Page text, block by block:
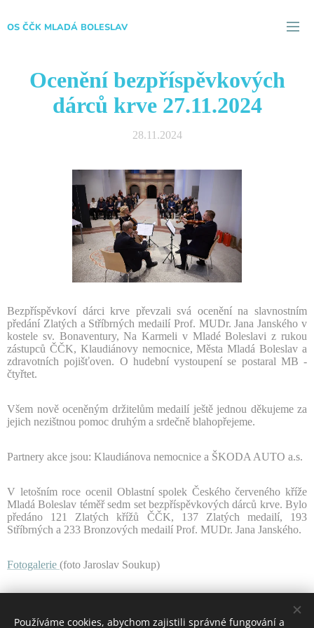
OS ČČK MLADÁ BOLESLAV
Ocenění bezpříspěvkových
dárců krve 27.11.2024
28.11.2024
Bezpříspěvkoví dárci krve převzali svá ocenění na slavnostním
předání Zlatých a Stříbrných medailí Prof. MUDr. Jana Janského v
kostele sv. Bonaventury, Na Karmeli v Mladé Boleslavi z rukou
zástupců ČČK, Klaudiánovy nemocnice, Města Mladá Boleslav a
zdravotních pojišťoven. O hudební vystoupení se postaral MB -
čtyřtet.
Všem nově oceněným držitelům medailí ještě jednou děkujeme za
jejich nezištnou pomoc druhým a srdečně blahopřejeme.
Partnery akce jsou: Klaudiánova nemocnice a ŠKODA AUTO a.s.
V letošním roce ocenil Oblastní spolek Českého červeného kříže
Mladá Boleslav téměř sedm set bezpříspěvkových dárců krve. Bylo
předáno 121 Zlatých křížů ČČK, 137 Zlatých medailí, 193
Stříbrných a 233 Bronzových medailí Prof. MUDr. Jana Janského.
Fotogalerie (foto Jaroslav Soukup)
Share
Používáme cookies, abychom zajistili správné fungování a